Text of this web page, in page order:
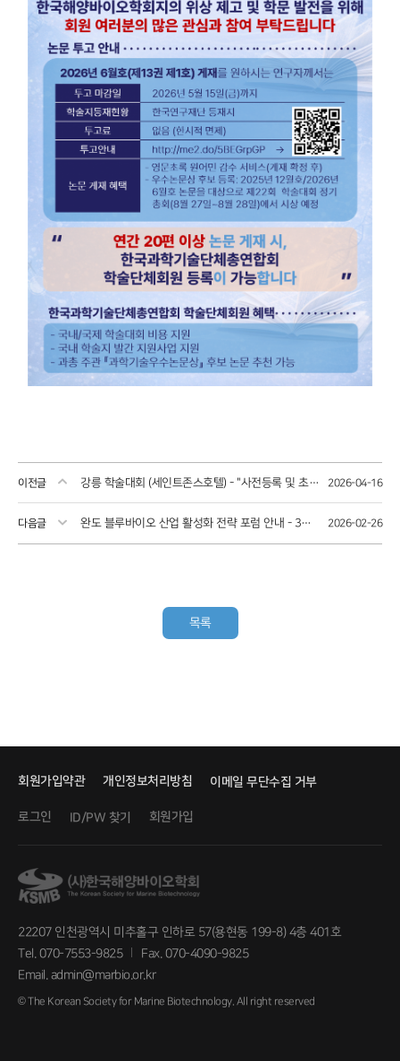
이전글 강릉 학술대회 (세인트존스호텔) - "사전등록 및 초록등록" 안내 (5월 18일 ~ 6월 30일) 2026-04-16
다음글 완도 블루바이오 산업 활성화 전략 포럼 안내 - 3월 20일(금) 완도생활문화센터 2026-02-26
목록
회원가입약관 개인정보처리방침 이메일 무단수집 거부
로그인 ID/PW 찾기 회원가입
22207 인천광역시 미추홀구 인하로 57(용현동 199-8) 4층 401호
Tel. 070-7553-9825
Fax. 070-4090-9825
Email. admin@marbio.or.kr
© The Korean Society for Marine Biotechnology. All right reserved